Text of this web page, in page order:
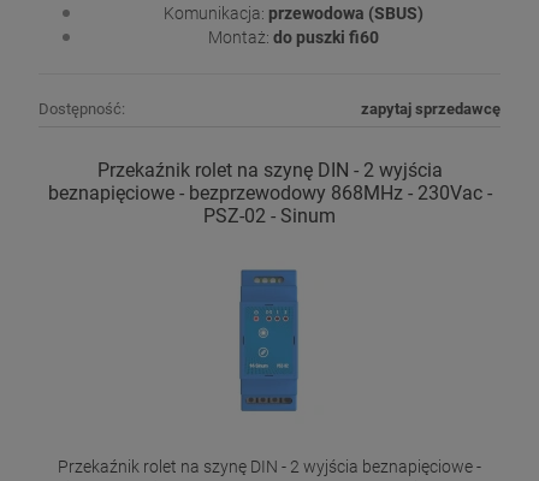
Komunikacja: przewodowa (SBUS)
Montaż: do puszki fi60
Dostępność: zapytaj sprzedawcę
Przekaźnik rolet na szynę DIN - 2 wyjścia
beznapięciowe - bezprzewodowy 868MHz - 230Vac -
PSZ-02 - Sinum
Przekaźnik rolet na szynę DIN - 2 wyjścia beznapięciowe -